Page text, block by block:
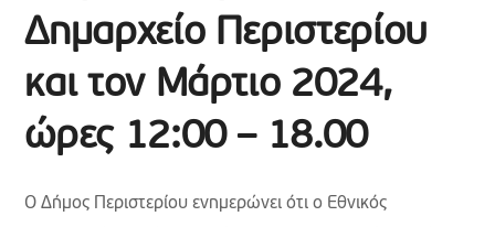
Δημαρχείο Περιστερίου
και τον Μάρτιο 2024,
ώρες 12:00 – 18.00
Ο Δήμος Περιστερίου ενημερώνει ότι ο Εθνικός